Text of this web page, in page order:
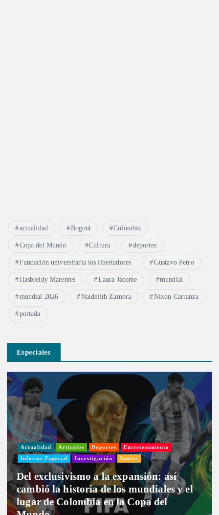
actualidad Bogotá Colombia
Copa del Mundo Cultura deportes
Fundación universitaria los libertadores Gustavo Petro
Hasbreidy Marentes Laura Jácome mundial
mundial 2026 Naidelith Zamora Nixon Carranza
portada
Especiales
Actualidad Artículos Deportes Entretenimiento
Informe Especial Investigación Sports
Del exclusivismo a la expansión: así
cambió la historia de los mundiales y el
lugar de Colombia en la Copa del